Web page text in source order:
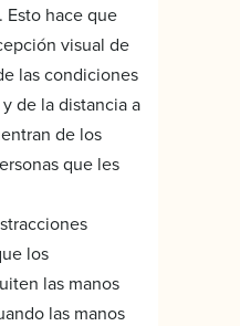
Esto hace que
visual de
las condiciones
de la distancia a
de los
que les
los
las manos
las manos